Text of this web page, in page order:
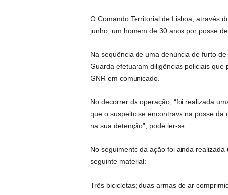
O Comando Territorial de Lisboa, através
junho, um homem de 30 anos por posse
Na sequência de uma denúncia de furto
Guarda efetuaram diligências policiais que
GNR em comunicado.
No decorrer da operação, “foi realizada
que o suspeito se encontrava na posse da
na sua detenção”, pode ler-se.
No seguimento da ação foi ainda
seguinte material:
Três bicicletas; duas armas de ar